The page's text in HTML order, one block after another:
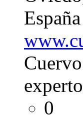
España
0